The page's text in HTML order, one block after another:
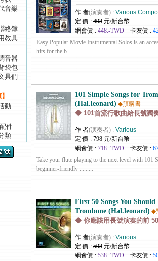
音樂
絡簿
教具
音器
袋包
具們
動
件
類
作 者(演奏者) : Various
定 價 : 498 元/新台幣
網會價 : 448.-TWD 卡友價 :
Easy Popular Movie Instrumental Solos is an
hits for the b.........
101 Simple Songs for
(Hal.leonard) ◆預購書
◆ 101首流行歌曲給長號獨
作 者(演奏者) : Various
定 價 : 798 元/新台幣
網會價 : 718.-TWD 卡友價 :
Take your flute playing to the next level with 101
beginner-friendly .........
First 50 Songs You
Trombone (Hal.leonard) ◆
◆ 你應該用長號演奏的前
作 者(演奏者) : Various
定 價 : 598 元/新台幣
網會價 : 538.-TWD 卡友價 :